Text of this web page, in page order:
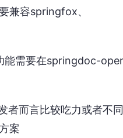
兼容springfox、
能需要在springdoc-
者而言比较吃力或者不
案